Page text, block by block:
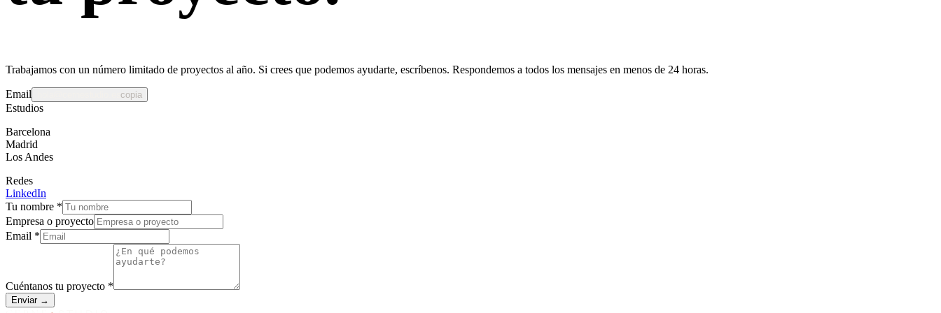
Trabajamos con un número limitado de proyectos al año. Si crees que podemos ayudarte, escríbenos. Respondemos a todos los mensajes en menos de 24 horas.
Email hola@cernestudio.escopia
Estudios
Barcelona
Madrid
Los Andes
Redes
LinkedIn
Tu nombre *
Empresa o proyecto
Email *
Cuéntanos tu proyecto *
Enviar →